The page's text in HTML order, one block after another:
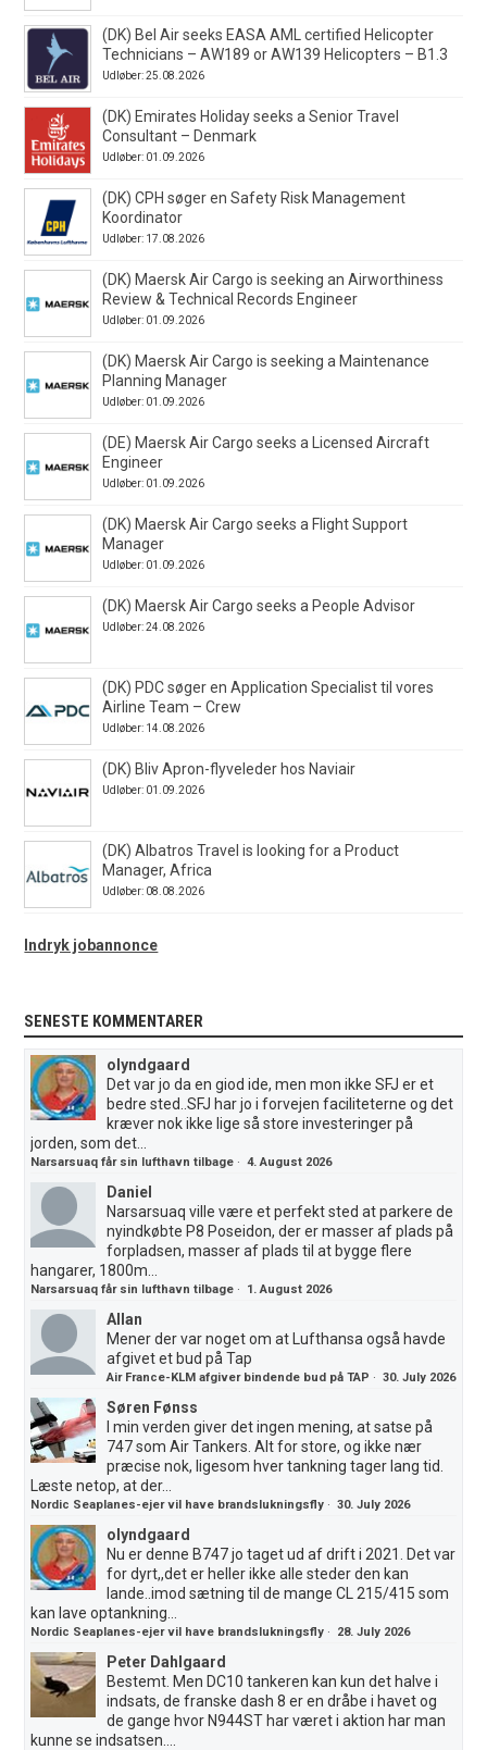
(DK) Bel Air seeks EASA AML certified Helicopter
Technicians – AW189 or AW139 Helicopters – B1.3
Udløber: 25.08.2026
(DK) Emirates Holiday seeks a Senior Travel
Consultant – Denmark
Udløber: 01.09.2026
(DK) CPH søger en Safety Risk Management
Koordinator
Udløber: 17.08.2026
(DK) Maersk Air Cargo is seeking an Airworthiness
Review & Technical Records Engineer
Udløber: 01.09.2026
(DK) Maersk Air Cargo is seeking a Maintenance
Planning Manager
Udløber: 01.09.2026
(DE) Maersk Air Cargo seeks a Licensed Aircraft
Engineer
Udløber: 01.09.2026
(DK) Maersk Air Cargo seeks a Flight Support
Manager
Udløber: 01.09.2026
(DK) Maersk Air Cargo seeks a People Advisor
Udløber: 24.08.2026
(DK) PDC søger en Application Specialist til vores
Airline Team – Crew
Udløber: 14.08.2026
(DK) Bliv Apron-flyveleder hos Naviair
Udløber: 01.09.2026
(DK) Albatros Travel is looking for a Product
Manager, Africa
Udløber: 08.08.2026
Indryk jobannonce
SENESTE KOMMENTARER
olyndgaard
Det var jo da en giod ide, men mon ikke SFJ er et
bedre sted..SFJ har jo i forvejen faciliteterne og det
kræver nok ikke lige så store investeringer på
jorden, som det...
Narsarsuaq får sin lufthavn tilbage ·4. August 2026
Daniel
Narsarsuaq ville være et perfekt sted at parkere de
nyindkøbte P8 Poseidon, der er masser af plads på
forpladsen, masser af plads til at bygge flere
hangarer, 1800m...
Narsarsuaq får sin lufthavn tilbage · 1. August 2026
Allan
Mener der var noget om at Lufthansa også havde
afgivet et bud på Tap
Air France-KLM afgiver bindende bud på TAP ·30. July 2026
Søren Fønss
I min verden giver det ingen mening, at satse på
747 som Air Tankers. Alt for store, og ikke nær
præcise nok, ligesom hver tankning tager lang tid.
Læste netop, at der...
Nordic Seaplanes-ejer vil have brandslukningsfly ·30. July 2026
olyndgaard
Nu er denne B747 jo taget ud af drift i 2021. Det var
for dyrt,,det er heller ikke alle steder den kan
lande..imod sætning til de mange CL 215/415 som
kan lave optankning...
Nordic Seaplanes-ejer vil have brandslukningsfly · 28. July 2026
Peter Dahlgaard
Bestemt. Men DC10 tankeren kan kun det halve i
indsats, de franske dash 8 er en dråbe i havet og
de gange hvor N944ST har været i aktion har man
kunne se indsatsen....